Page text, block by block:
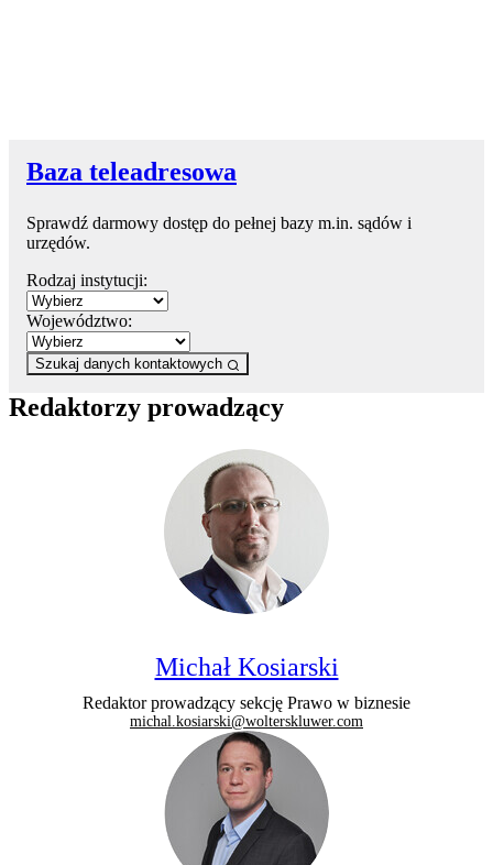
Baza teleadresowa
Sprawdź darmowy dostęp do pełnej bazy m.in. sądów i
urzędów.
Rodzaj instytucji:
Województwo:
Szukaj danych kontaktowych
Redaktorzy prowadzący
Michał Kosiarski
Redaktor prowadzący sekcję Prawo w biznesie
michal.kosiarski@wolterskluwer.com